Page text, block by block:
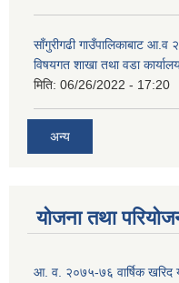
साँगुरीगढी गाउँपालिकाबाट आ.व
विषयगत शाखा तथा वडा
मिति: 06/26/2022 - 17:20
अन्य
योजना तथा
आ. व. २०७५-७६ वार्षिक खरिद